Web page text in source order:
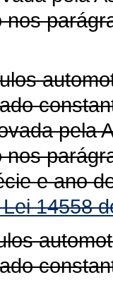
pela
e ano
14558